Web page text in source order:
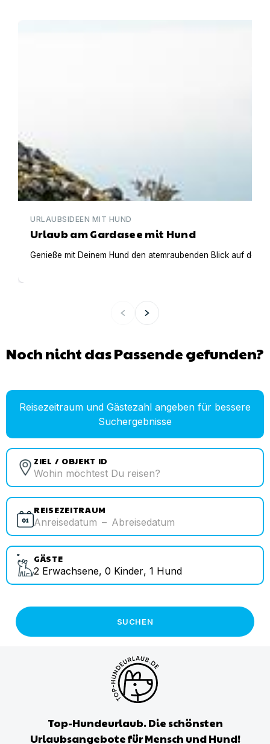
URLAUBSIDEEN MIT HUND
Urlaub am Gardasee mit Hund
Genieße mit Deinem Hund den atemraubenden Blick auf den
Noch nicht das Passende gefunden?
Reisezeitraum und Gästezahl angeben für bessere
Suchergebnisse
ZIEL / OBJEKT ID
REISEZEITRAUM
Anreisedatum – Abreisedatum
GÄSTE
2 Erwachsene, 0 Kinder, 1 Hund
SUCHEN
Top-Hundeurlaub. Die schönsten
Urlaubsangebote für Mensch und Hund!